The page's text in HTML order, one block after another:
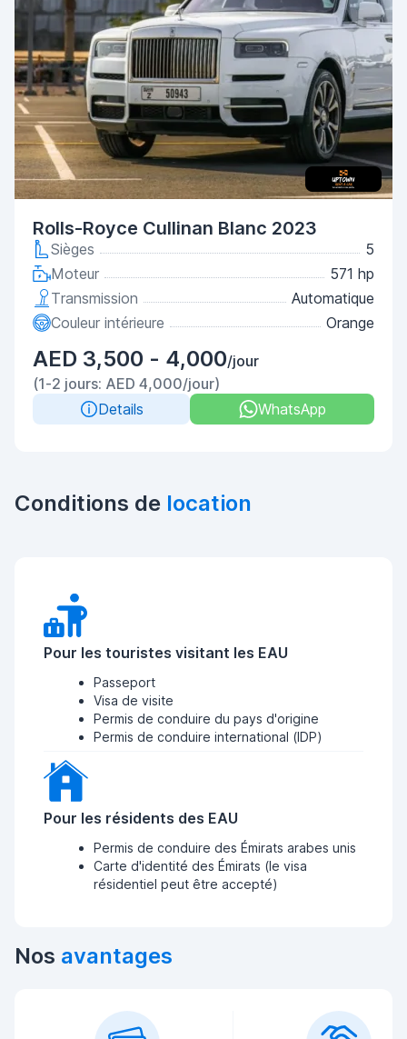
Rolls-Royce Cullinan Blanc 2023
Sièges
5
Moteur
571 hp
Transmission
Automatique
Couleur intérieure
Orange
AED 3,500 - 4,000/jour
(1-2 jours: AED 4,000/jour)
Details
WhatsApp
Conditions de location
Pour les touristes visitant les EAU
Passeport
Visa de visite
Permis de conduire du pays d'origine
Permis de conduire international (IDP)
Pour les résidents des EAU
Permis de conduire des Émirats arabes unis
Carte d'identité des Émirats (le visa
résidentiel peut être accepté)
Nos avantages